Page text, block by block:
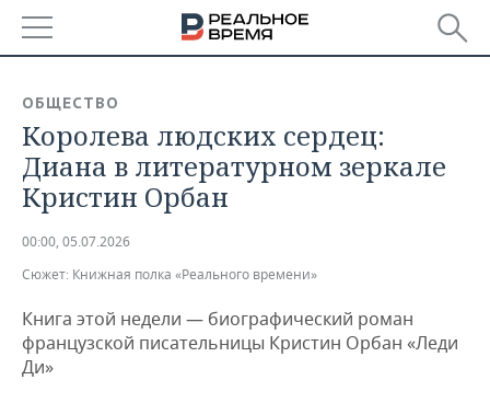
БАШКОРТОСТАН
ТАТАРСТАН
НОВОСТИ
АНАЛИТИКА
ДЕКЛАРАЦИИ О ДОХОДАХ
КОРОЛИ ГОСЗАКАЗА ПФО
ВУЗЫ ТАТАРСТАНА
НОВОСТИ ЭКОНОМИКИ
ФИНАНСЫ
БАНКИ
ПРОМЫШЛЕННОСТЬ
НОВОСТИ
ПРОМЫШЛЕННОСТИ
НЕДВИЖИМОСТЬ
НОВОСТИ НЕДВИЖИМОСТИ
АВТО
ОБЩЕСТВО
Королева людских сердец:
Диана в литературном зеркале
Кристин Орбан
00:00, 05.07.2026
Сюжет: Книжная полка «Реального времени»
Книга этой недели — биографический роман
французской писательницы Кристин Орбан «Леди
Ди»